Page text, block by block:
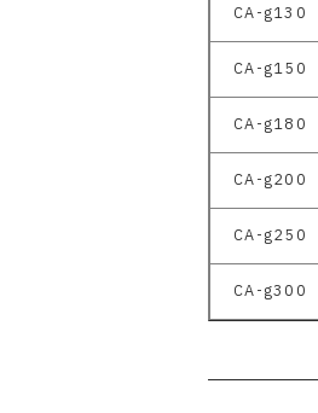
CA-g130
CA-g150
CA-g180
CA-g200
CA-g250
CA-g300